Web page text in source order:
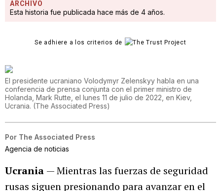
ARCHIVO
Esta historia fue publicada hace más de 4 años.
Se adhiere a los criterios de
El presidente ucraniano Volodymyr Zelenskyy habla en una
conferencia de prensa conjunta con el primer ministro de
Holanda, Mark Rutte, el lunes 11 de julio de 2022, en Kiev,
Ucrania. (The Associated Press)
Por The Associated Press
Agencia de noticias
Ucrania — Mientras las fuerzas de seguridad
rusas siguen presionando para avanzar en el